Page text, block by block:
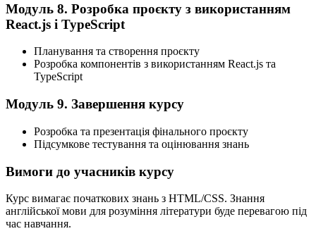
Модуль 8. Розробка проєкту з використанням
React.js i TypeScript
Планування та створення проєкту
Розробка компонентів з використанням React.js та
TypeScript
Модуль 9. Завершення курсу
Розробка та презентація фінального проєкту
Підсумкове тестування та оцінювання знань
Вимоги до учасників курсу
Курс вимагає початкових знань з HTML/CSS. Знання
англійської мови для розуміння літератури буде перевагою під
час навчання.